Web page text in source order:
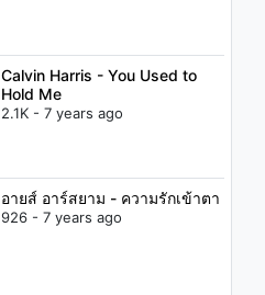
Calvin Harris - You Used to
Hold Me
2.1K - 7 years ago
อายส์ อาร์สยาม - ความรักเข้าตา
926 - 7 years ago